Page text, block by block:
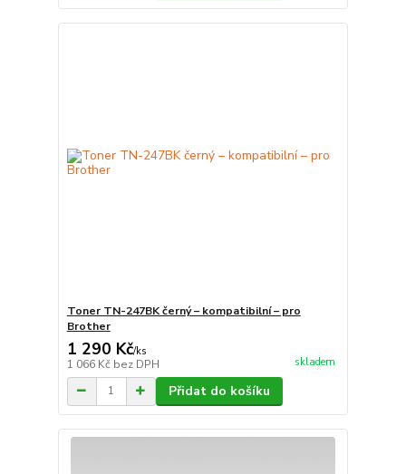
Toner TN-247BK černý – kompatibilní – pro
Brother
1 290 Kč/ks
1 066 Kč bez DPH skladem
Přidat do košíku